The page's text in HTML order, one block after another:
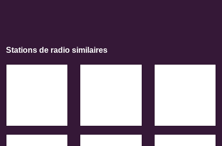
Stations de radio similaires